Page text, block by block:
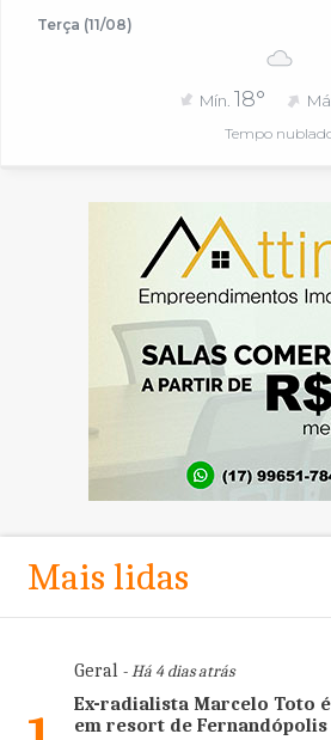
Terça (11/08)
Mín. 18°
Tempo
Mais lidas
Geral- Há 4 dias atrás
Ex-radialista Marcelo Toto
em resort de Fernandópolis